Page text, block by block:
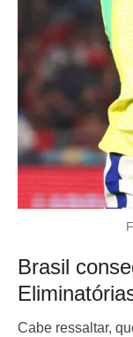
Brasil
Cabe ressaltar,